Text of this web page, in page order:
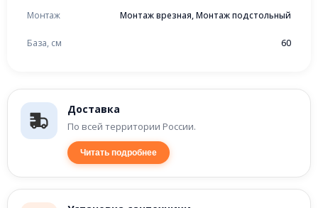
Доставка
По всей территории России.
Читать подробнее
Монтаж Монтаж врезная, Монтаж подстольный
База, см 60